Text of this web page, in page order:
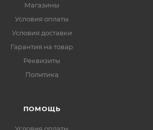
Магазины
Условия оплаты
Условия доставки
Гарантия на товар
Реквизиты
Политика
ПОМОЩЬ